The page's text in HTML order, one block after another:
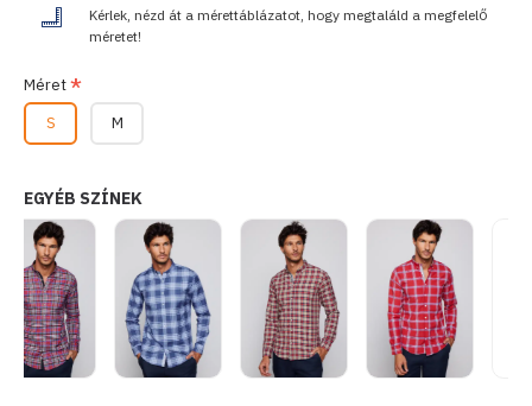
Kérlek, nézd át a mérettáblázatot, hogy megtaláld a megfelelő
méretet!
Méret
S
M
EGYÉB SZÍNEK